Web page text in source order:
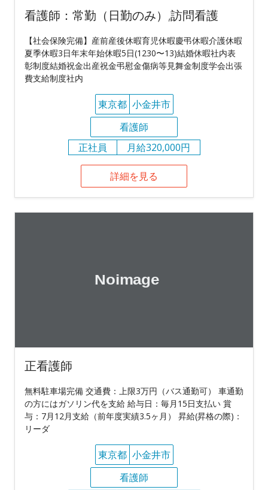
看護師：常勤（日勤のみ）,訪問看護
【社会保険完備】産前産後休暇育児休暇慶弔休暇介護休暇
夏季休暇3日年末年始休暇5日(1230〜13)結婚休暇社内表
彰制度結婚祝金出産祝金弔慰金傷病等見舞金制度学会出張
費支給制度社内
東京都 小金井市
看護師
正社員
月給320,000円
詳細を見る
正看護師
無料駐車場完備 交通費：上限3万円（バス通勤可） 車通勤
の方にはガソリン代を支給 給与日：毎月15日支払い 賞
与：7月12月支給（前年度実績3.5ヶ月） 昇給(昇格の際)：
リーダ
東京都 小金井市
看護師